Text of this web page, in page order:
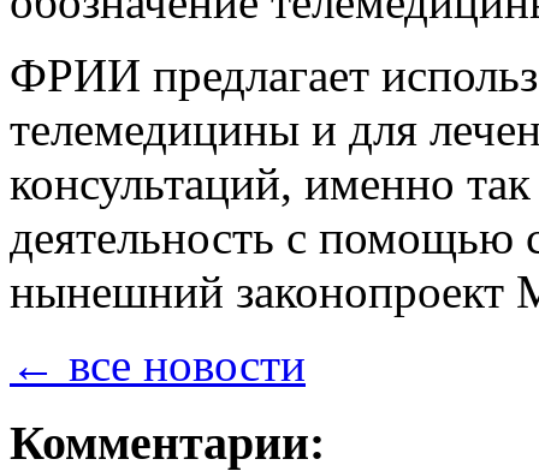
ФРИИ предлагает
телемедицины и для
консультаций, именно
деятельность с помощью
нынешний законопроект
← все новости
Комментарии: